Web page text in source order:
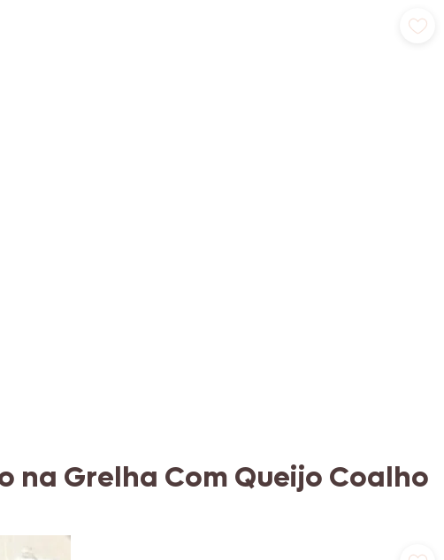
na Grelha Com Queijo Coalho